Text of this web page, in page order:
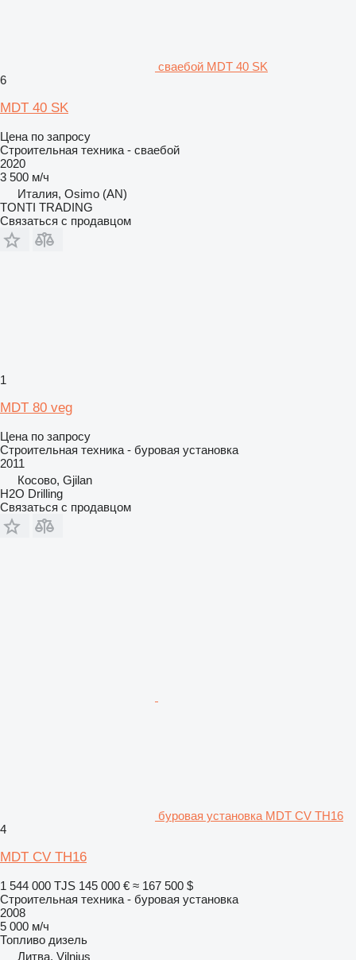
сваебой MDT 40 SK
6
MDT 40 SK
Цена по запросу
Строительная техника - сваебой
2020
3 500 м/ч
Италия, Osimo (AN)
TONTI TRADING
Связаться с продавцом
1
MDT 80 veg
Цена по запросу
Строительная техника - буровая установка
2011
Косово, Gjilan
H2O Drilling
Связаться с продавцом
буровая установка MDT CV TH16
4
MDT CV TH16
1 544 000 TJS 145 000 € ≈ 167 500 $
Строительная техника - буровая установка
2008
5 000 м/ч
Топливо дизель
Литва, Vilnius